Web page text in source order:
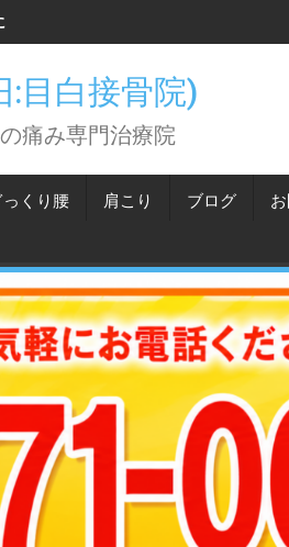
っておいてほしいこと。
:目白接骨院)
痛み専門治療院
くり腰 肩こり ブログ